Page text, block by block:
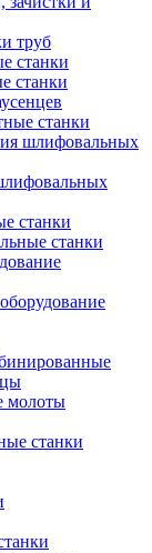
труб
станки
станки
станки
шлифовальных
станки
станки
молоты
станки